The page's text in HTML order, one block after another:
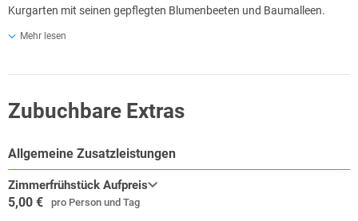
Kurgarten mit seinen gepflegten Blumenbeeten und Baumalleen.
sich das Bismarck-Museum. Otto Fürst von Bismarck ist einer der
wohl bekanntesten Gäste des Kurortes. Das Museum zeigt die
historische Bismarck-Sommer-Residenz mit originalem Interieur,
sowie eine Ausstellung über das Wirken Bismarcks in
Mehr lesen
Zubuchbare Extras
Allgemeine Zusatzleistungen
Zimmerfrühstück Aufpreis
5,00 € pro Person und Tag